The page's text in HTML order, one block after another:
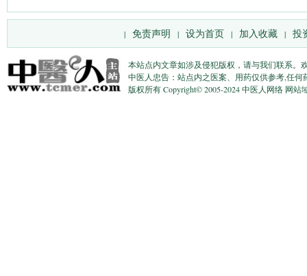
| 免责声明 | 设为首页 | 加入收藏 | 投
本站点内文章如涉及侵犯版权，请与我们联系。
中医人忠告：站点内之医案、用药仅供参考,任
版权所有 Copyright© 2005-2024 中医人网络 网站